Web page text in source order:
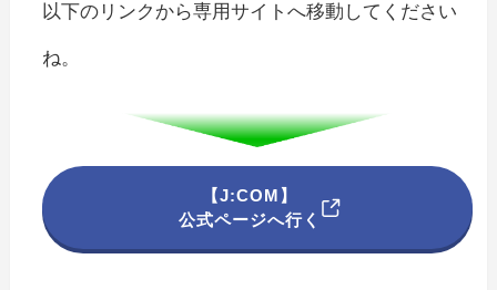
以下のリンクから専用サイトへ移動してください
ね。
【J:COM】
公式ページへ行く